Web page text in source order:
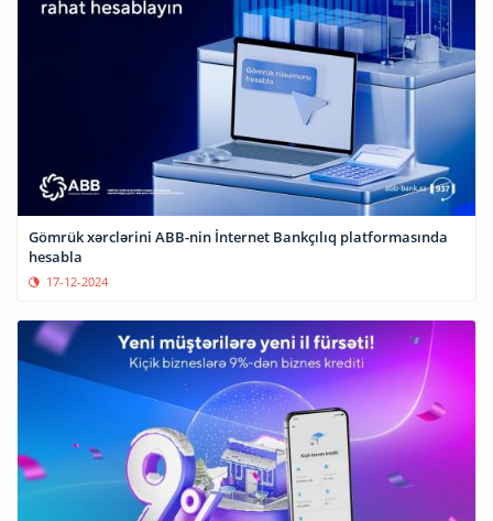
Gömrük xərclərini ABB-nin İnternet Bankçılıq platformasında
hesabla
17-12-2024